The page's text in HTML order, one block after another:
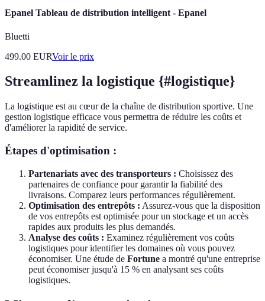
Epanel Tableau de distribution intelligent - Epanel
Bluetti
499.00 EURVoir le prix
Streamlinez la logistique {#logistique}
La logistique est au cœur de la chaîne de distribution sportive. Une
gestion logistique efficace vous permettra de réduire les coûts et
d'améliorer la rapidité de service.
Étapes d'optimisation :
Partenariats avec des transporteurs : Choisissez des
partenaires de confiance pour garantir la fiabilité des
livraisons. Comparez leurs performances régulièrement.
Optimisation des entrepôts : Assurez-vous que la disposition
de vos entrepôts est optimisée pour un stockage et un accès
rapides aux produits les plus demandés.
Analyse des coûts : Examinez régulièrement vos coûts
logistiques pour identifier les domaines où vous pouvez
économiser. Une étude de Fortune a montré qu'une entreprise
peut économiser jusqu'à 15 % en analysant ses coûts
logistiques.